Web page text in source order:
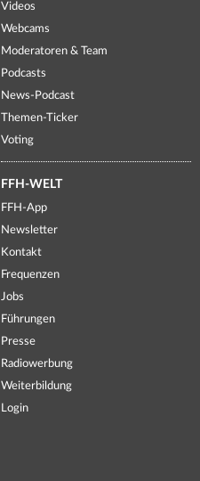
Videos
Webcams
Moderatoren & Team
Podcasts
News-Podcast
Themen-Ticker
Voting
FFH-WELT
FFH-App
Newsletter
Kontakt
Frequenzen
Jobs
Führungen
Presse
Radiowerbung
Weiterbildung
Login